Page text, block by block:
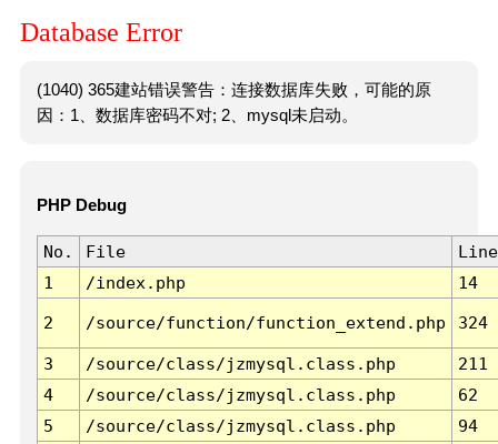
Database Error
(1040) 365建站错误警告：连接数据库失败，可能的原
因：1、数据库密码不对; 2、mysql未启动。
PHP Debug
No. File
Line
1
/index.php 14
2 /source/function/function_extend.php 324
3 /source/class/jzmysql.class.php
211
4
/source/class/jzmysql.class.php
62
5
/source/class/jzmysql.class.php
94